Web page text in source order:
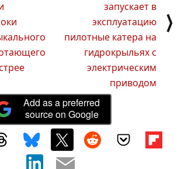
запускает в
эксплуатацию
пилотные катера на
гидрокрыльях с
электрическим
приводом
⟩
Add as a preferred
source on Google